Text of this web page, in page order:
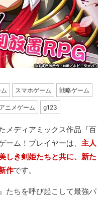
スマホゲーム 戦略ゲーム
アニメゲーム g123
メディアミックス作品『百
ム！プレイヤーは、 主人
しき剣姫たちと共に、新た
作です。
たちを呼び起こして最強パ